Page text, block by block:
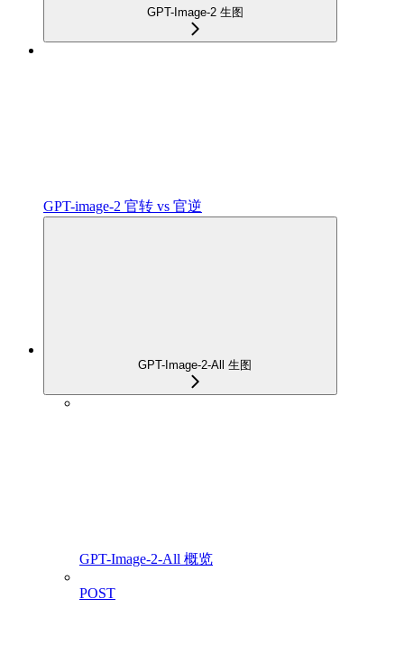
GPT-Image-2 生图
GPT-image-2 官转 vs 官逆
GPT-Image-2-All 生图
GPT-Image-2-All 概览
POST